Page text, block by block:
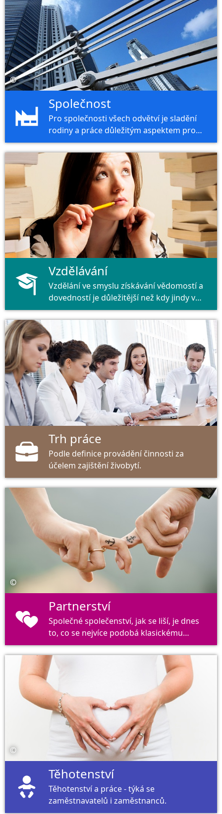
©
Společnost
Pro společnosti všech odvětví je sladění
rodiny a práce důležitým aspektem pro
jejich zaměstnance.
Vzdělávání
Vzdělání ve smyslu získávání vědomostí a
dovedností je důležitější než kdy jindy v
naší společnosti.
Trh práce
Podle definice provádění činnosti za
účelem zajištění živobytí.
©
Partnerství
Společné společenství, jak se liší, je dnes
to, co se nejvíce podobá klasickému
rodinnému obrazu minulosti.
©
Těhotenství
Těhotenství a práce - týká se
zaměstnavatelů i zaměstnanců.